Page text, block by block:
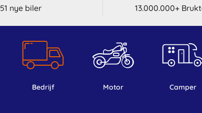
51 nye biler 13.000.000+
bedrijf motor camper